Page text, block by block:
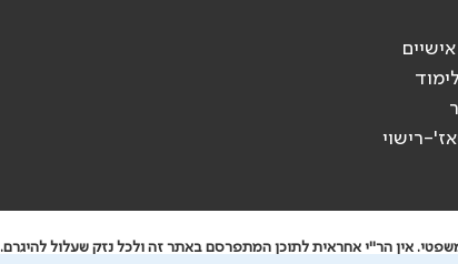
רישוי
אין הר"י אחראית לתוכן המתפרסם באתר זה ולכל נזק שעלול להיגרם.